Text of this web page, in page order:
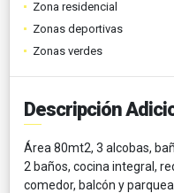
Zona residencial
Zonas deportivas
Zonas verdes
Descripción
Área 80mt2, 3 alcobas,
2 baños, cocina integral,
comedor, balcón y